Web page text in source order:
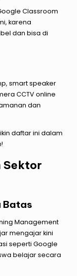
Classroom
karena
dan bisa di
smart speaker
CCTV online
dan
daftar ini dalam
Sektor
Batas
Management
mengajar kini
seperti Google
belajar secara